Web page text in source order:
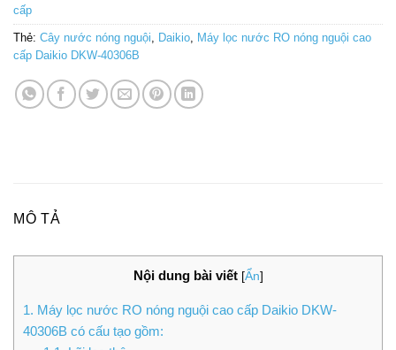
cấp
Thẻ: Cây nước nóng nguội Daikio Máy lọc nước RO nóng nguội cao
cấp Daikio DKW-40306B
MÔ TẢ
Nội dung bài viết [Ẩn]
1. Máy lọc nước RO nóng nguội cao cấp Daikio DKW-
40306B có cấu tạo gồm: